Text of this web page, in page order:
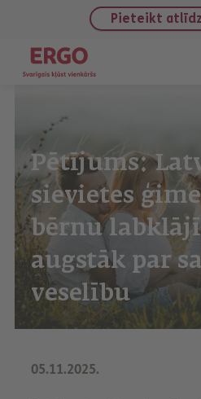
saturu
Pieteikt
Pētījums:
sievietes
bērnu
augstāk par
veselību
05.11.2025.